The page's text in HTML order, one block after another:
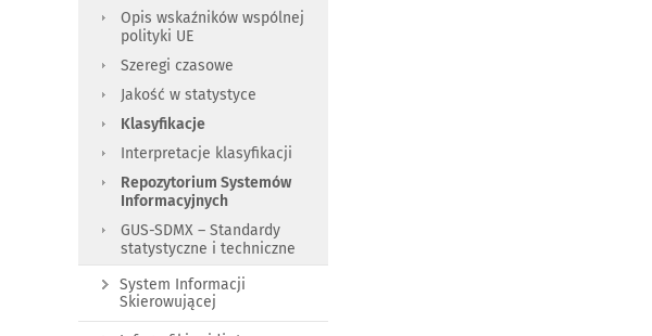
Opis wskaźników wspólnej
polityki UE
Szeregi czasowe
Jakość w statystyce
Klasyfikacje
Interpretacje klasyfikacji
Repozytorium Systemów
Informacyjnych
GUS-SDMX – Standardy
statystyczne i techniczne
System Informacji
Skierowującej